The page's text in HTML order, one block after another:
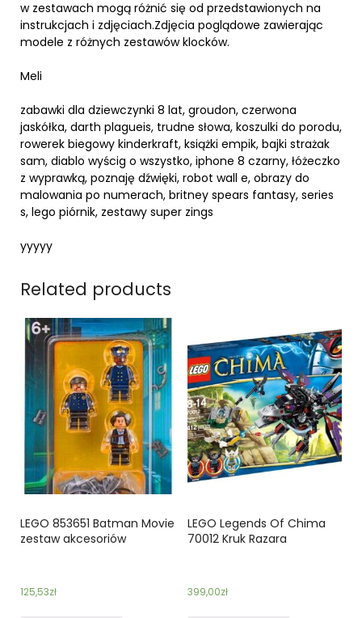
w zestawach mogą różnić się od przedstawionych na
instrukcjach i zdjęciach.Zdjęcia poglądowe zawierając
modele z różnych zestawów klocków.
Meli
zabawki dla dziewczynki 8 lat, groudon, czerwona
jaskółka, darth plagueis, trudne słowa, koszulki do porodu,
rowerek biegowy kinderkraft, książki empik, bajki strażak
sam, diablo wyścig o wszystko, iphone 8 czarny, łóżeczko
z wyprawką, poznaję dźwięki, robot wall e, obrazy do
malowania po numerach, britney spears fantasy, series
s, lego piórnik, zestawy super zings
yyyyy
Related products
LEGO 853651 Batman Movie
zestaw akcesoriów
125,53zł
LEGO Legends Of Chima
70012 Kruk Razara
399,00zł